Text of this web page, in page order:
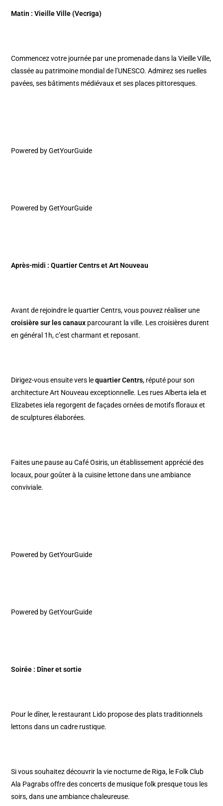
Matin : Vieille Ville (Vecrīga)
Commencez votre journée par une promenade dans la Vieille Ville,
classée au patrimoine mondial de l’UNESCO. Admirez ses ruelles
pavées, ses bâtiments médiévaux et ses places pittoresques.​
Powered byGetYourGuide
Powered byGetYourGuide
Après-midi : Quartier Centrs et Art Nouveau
Avant de rejoindre le quartier Centrs, vous pouvez réaliser une
croisière sur les canaux parcourant la ville. Les croisières durent
en général 1h, c’est charmant et reposant.
Dirigez-vous ensuite vers lequartier Centrs, réputé pour son
architecture Art Nouveau exceptionnelle. Les rues Alberta iela et
Elizabetes iela regorgent de façades ornées de motifs floraux et
de sculptures élaborées.​
Faites une pause au Café Osiris, un établissement apprécié des
locaux, pour goûter à la cuisine lettone dans une ambiance
conviviale.​
Powered byGetYourGuide
Powered byGetYourGuide
Soirée : Dîner et sortie
Pour le dîner, le restaurant Lido propose des plats traditionnels
lettons dans un cadre rustique.​
Si vous souhaitez découvrir la vie nocturne de Riga, le Folk Club
Ala Pagrabs offre des concerts de musique folk presque tous les
soirs, dans une ambiance chaleureuse.